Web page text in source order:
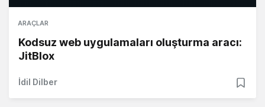
ARAÇLAR
Kodsuz web uygulamaları oluşturma aracı:
JitBlox
İdil Dilber